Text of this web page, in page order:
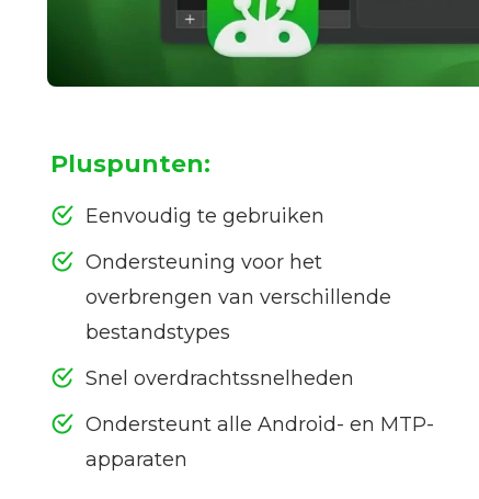
Pluspunten:
Eenvoudig te gebruiken
Ondersteuning voor het
overbrengen van verschillende
bestandstypes
Snel overdrachtssnelheden
Ondersteunt alle Android- en MTP-
apparaten